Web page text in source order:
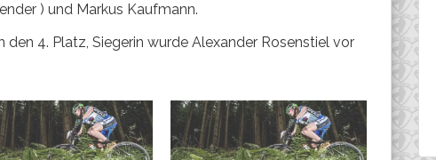
) und Markus Kaufmann.
4. Platz, Siegerin wurde Alexander Rosenstiel vor